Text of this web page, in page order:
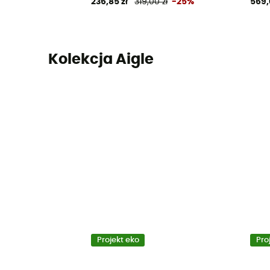
236,85 zł 319,00 zł -25%
Kolekcja Aigle
Projekt eko